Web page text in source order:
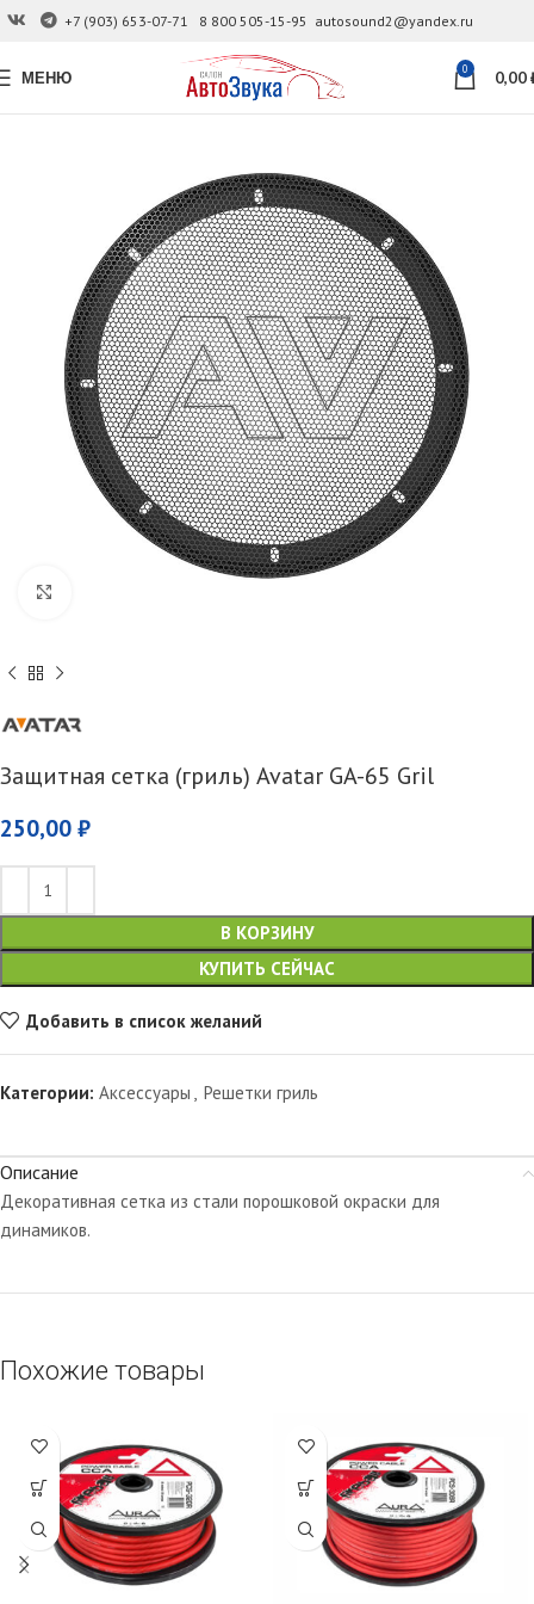
+7 (903) 653-07-71 8 800 505-15-95 autosound2@yandex.ru
МЕНЮ 0 0,00
Защитная сетка (гриль) Avatar GA-65 Gril
250,00 ₽
В КОРЗИНУ
КУПИТЬ СЕЙЧАС
Добавить в список желаний
Категории: Аксессуары , Решетки гриль
Описание
Декоративная сетка из стали порошковой окраски для
динамиков.
Похожие товары